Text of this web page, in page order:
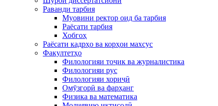
Раванди тарбия
Муовини ректор оид ба тарбия
Раёсати тарбия
Хобгоҳ
Раёсати кадрҳо ва корҳои махсус
Факултетҳо
Филологияи тоҷик ва журналистика
Филологияи рус
Филологияи хориҷӣ
Омӯзгорӣ ва фарҳанг
Физика ва математика